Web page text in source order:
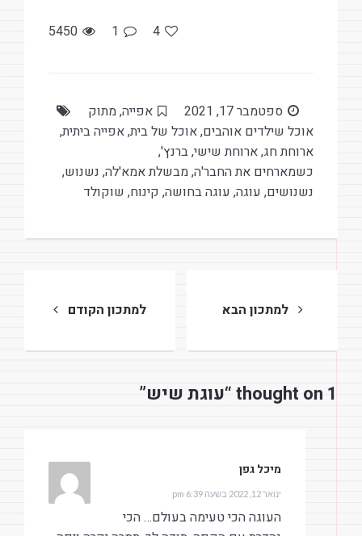
5450 1 4
ספטמבר 17, 2021 אפייה,מתוק
אוכל שילדים אוהבים,אוכל של בית,אפייה ביתית,
ארוחת חג,ארוחת שישי,ברנץ',
כשמארחים את החבר'ה,מבשלת אמא'לה, נשנוש,
נשנושים, עוגה, עוגה בחושה, קינוח, שוקולד
ניווט
למתכון הקודם למתכון הבא
1 thought on “עוגת שיש”
מיכל גפן
ינואר 12, 2022 בשעה 6:39 pm
העוגה הכי טעימה בעולם… הכי